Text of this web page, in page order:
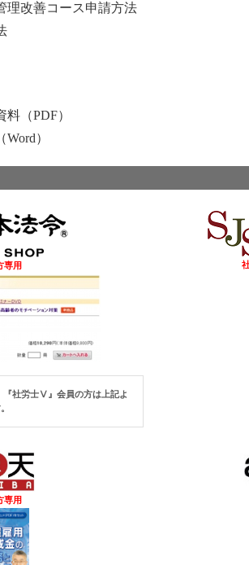
理改善コース申請方法
（PDF）
）
専用
『社労士Ⅴ』 会員の方は上記よ
専用